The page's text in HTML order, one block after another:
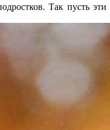
Так пусть